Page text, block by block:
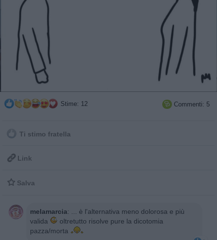
Stime: 12  Commenti: 5
Ti stimo fratella
 Link
 Salva
melamarcia: ... è l'alternativa meno dolorosa e più
valida
oltretutto risolve pure la dicotomia
pazza/morta